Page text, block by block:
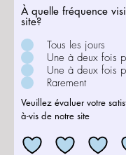
À quelle fréquence
site?
Tous les jours
Une à deux fois
Une à deux fois
Rarement
Veuillez évaluer votre
à-vis de notre site